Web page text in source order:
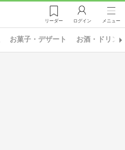
リーダー ログイン メニュー
お菓子・デザート お酒・ドリン